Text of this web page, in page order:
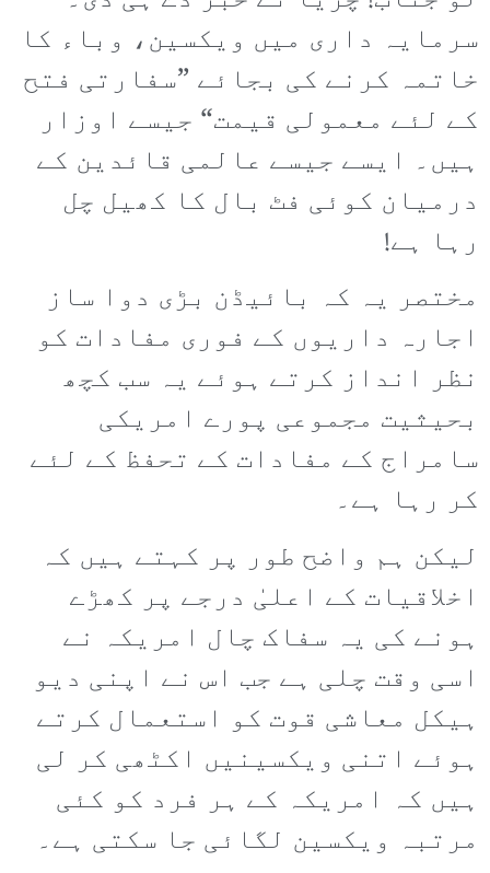
سرمایہ داری میں ویکسین، وباء کا
خاتمہ کرنے کی بجائے ”سفارتی فتح
کے لئے معمولی قیمت“ جیسے اوزار
ہیں۔ ایسے جیسے عالمی قائدین کے
درمیان کوئی فٹ بال کا کھیل چل
رہا ہے!
مختصر یہ کہ بائیڈن بڑی دوا ساز
اجارہ داریوں کے فوری مفادات کو
نظر انداز کرتے ہوئے یہ سب کچھ
بحیثیت مجموعی پورے امریکی
سامراج کے مفادات کے تحفظ کے لئے
کر رہا ہے۔
لیکن ہم واضح طور پر کہتے ہیں کہ
اخلاقیات کے اعلیٰ درجے پر کھڑے
ہونے کی یہ سفاک چال امریکہ نے
اسی وقت چلی ہے جب اس نے اپنی دیو
ہیکل معاشی قوت کو استعمال کرتے
ہوئے اتنی ویکسینیں اکٹھی کر لی
ہیں کہ امریکہ کے ہر فرد کو کئی
مرتبہ ویکسین لگائی جا سکتی ہے۔